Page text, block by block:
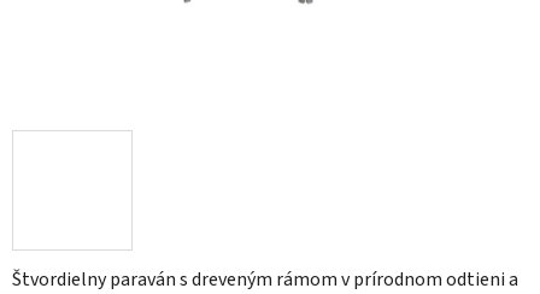
Štvordielny paraván s dreveným rámom v prírodnom odtieni a